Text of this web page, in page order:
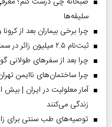
سلیقه‌ها
چرا برخی بیماران بعد از کرونا
ثبت‌نام ۲.۵ میلیون زائر در سماح | عبور ۱.۷ میلیون نفر از مرز‌های اربعین
چرا بعد از سفرهای طولانی
چرا ساختمان‌های ناایمن
زندگی می‌کنند
توصیه‌های طب سنتی برای